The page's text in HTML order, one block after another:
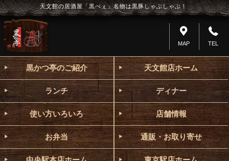
天文館の居酒屋「黒べぇ」名物は黒豚しゃぶしゃぶ！
MAP TEL
黒かつ亭のご紹介 天文館店ホーム
ランチ ディナー
使い方いろいろ 店舗情報
お弁当 通販・お取り寄せ